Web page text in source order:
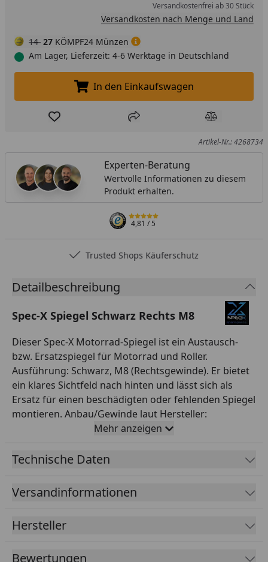
Versandkostenfrei ab 30 Stück
Versandkosten nach Menge und Land
14 27 KÖMPF24 Münzen
Am Lager, Lieferzeit: 4-6 Werktage in Deutschland
In den Einkaufswagen legen
In den Einkaufswagen
Produkt zur Wunschliste hinzufügen
Teilen Produkt
Artikel-Nr.: 4268734
Experten-Beratung
Wertvolle Informationen zu diesem
Produkt erhalten.
4,81/ 5
Trusted Shops Käuferschutz
Detailbeschreibung
Spec-X Spiegel Schwarz Rechts M8
Dieser Spec-X Motorrad-Spiegel ist ein Austausch-
bzw. Ersatzspiegel für Motorrad und Roller.
Ausführung: Schwarz, M8 (Rechtsgewinde). Er bietet
ein klares Sichtfeld nach hinten und lässt sich als
Ersatz für einen beschädigten oder fehlenden Spiegel
montieren. Anbau/Gewinde laut Hersteller:
rechtsanbau. Wichtig ist das passende Gewinde (z. B.
M8 oder M10) und die Gewinderichtung: linke Spiegel
haben je nach Fahrzeug oft ein Linksgewinde, rechte
Sortiment an Zweirad-Zubehör. Wichtig: Gleiche vor
dem Kauf Gewinde, Gewinderichtung und Anbauseite
Spec-X ist eine Zubehörmarke für Motorrad, Roller
und Moped mit breitem Sortiment von Anbauteilen
über Beleuchtung bis zu Helmen und Ölen.
Mehr anzeigen
Technische Daten
Versandinformationen
Hersteller
Bewertungen